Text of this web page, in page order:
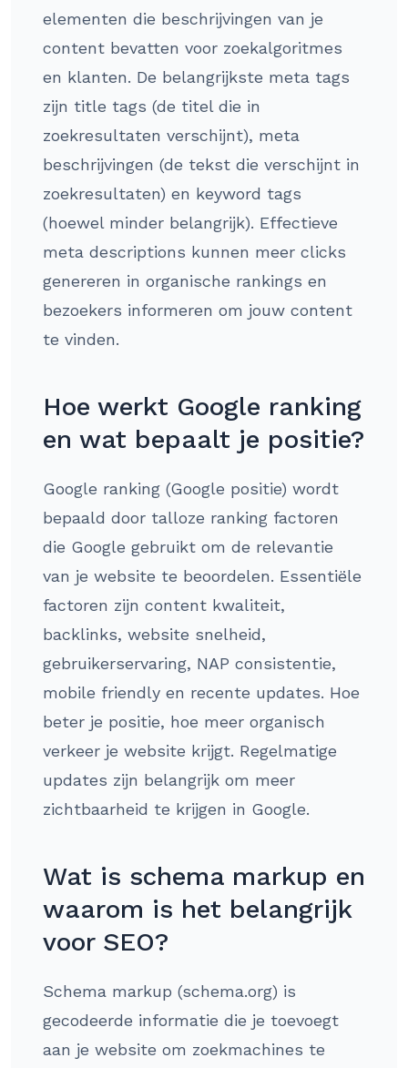
elementen die beschrijvingen van je
content bevatten voor zoekalgoritmes
en klanten. De belangrijkste meta tags
zijn title tags (de titel die in
zoekresultaten verschijnt), meta
beschrijvingen (de tekst die verschijnt in
zoekresultaten) en keyword tags
(hoewel minder belangrijk). Effectieve
meta descriptions kunnen meer clicks
genereren in organische rankings en
bezoekers informeren om jouw content
te vinden.
Hoe werkt Google ranking
en wat bepaalt je positie?
Google ranking (Google positie) wordt
bepaald door talloze ranking factoren
die Google gebruikt om de relevantie
van je website te beoordelen. Essentiële
factoren zijn content kwaliteit,
backlinks, website snelheid,
gebruikerservaring, NAP consistentie,
mobile friendly en recente updates. Hoe
beter je positie, hoe meer organisch
verkeer je website krijgt. Regelmatige
updates zijn belangrijk om meer
zichtbaarheid te krijgen in Google.
Wat is schema markup en
waarom is het belangrijk
voor SEO?
Schema markup (schema.org) is
gecodeerde informatie die je toevoegt
aan je website om zoekmachines te